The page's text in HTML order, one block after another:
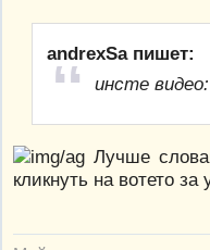
andrexSa пишет:
инсте видео:
Лучше
кликнуть на вотето за